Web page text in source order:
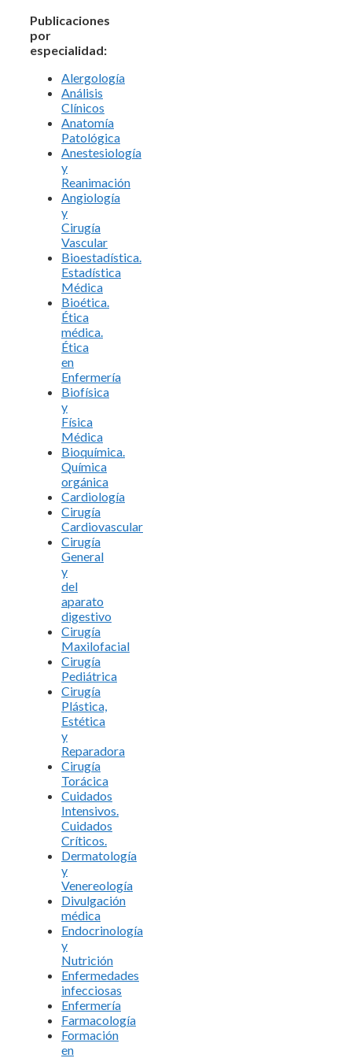
Publicaciones
por
especialidad:
Alergología
Análisis
Clínicos
Anatomía
Patológica
Anestesiología
y
Reanimación
Angiología
y
Cirugía
Vascular
Bioestadística.
Estadística
Médica
Bioética.
Ética
médica.
Ética
en
Enfermería
Biofísica
y
Física
Médica
Bioquímica.
Química
orgánica
Cardiología
Cirugía
Cardiovascular
Cirugía
General
y
del
aparato
digestivo
Cirugía
Maxilofacial
Cirugía
Pediátrica
Cirugía
Plástica,
Estética
y
Reparadora
Cirugía
Torácica
Cuidados
Intensivos.
Cuidados
Críticos.
Dermatología
y
Venereología
Divulgación
médica
Endocrinología
y
Nutrición
Enfermedades
infecciosas
Enfermería
Farmacología
Formación
en